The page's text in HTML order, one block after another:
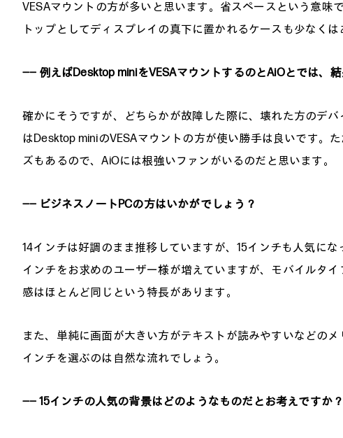
VESAマウントの方が多いと思います。省スペースという意味
トップとしてディスプレイの真下に置かれるケースも少なくは
―― 例えばDesktop miniをVESAマウントするのとAiOとでは、
確かにそうですが、どちらかが故障した際に、壊れた方のデ
はDesktop miniのVESAマウントの方が使い勝手は良いです。
ズもあるので、AiOには根強いファンがいるのだと思います。
―― ビジネスノートPCの方はいかがでしょう？
14インチは好調のまま推移していますが、15インチも人気に
インチをお求めのユーザー様が増えていますが、モバイルタ
感はほとんど同じという特長があります。
また、単純に画面が大きい方がテキストが読みやすいなどの
インチを選ぶのは自然な流れでしょう。
―― 15インチの人気の背景はどのようなものだとお考えですか？